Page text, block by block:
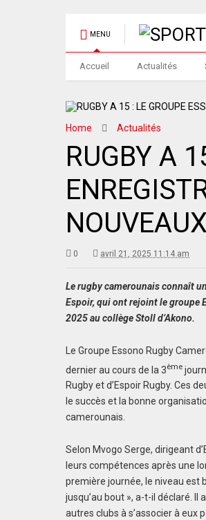
MENU
Accueil Actualités
Home Actualités
RUGBY A
0 avril 21, 2025 11:14 am
Le rugby camerounais connaît
Espoir, qui ont rejoint le groupe
2025 au collège Stoll d’Akono.
Le Groupe Essono Rugby
dernier au cours de la 3ème
Rugby et d’Espoir Rugby. Ces
le succès et la bonne
camerounais.
Selon Mvogo Serge, dirigeant
leurs compétences après une
première journée, le niveau est
jusqu’au bout », a-t-il déclaré.
autres clubs à s’associer à eux